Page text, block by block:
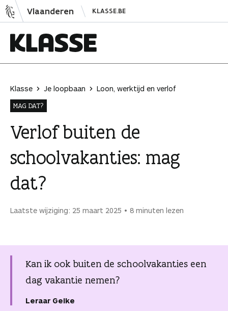
N
a
Vlaanderen KLASSE.BE
a
s
s
e
Klasse Je loopbaan
Loon, werktijd en verlof
MAG DAT?
Verlof buiten de
schoolvakanties: mag
dat?
Laatste wijziging: 25 maart 2025 8 minuten lezen
Kan ik ook buiten de schoolvakanties een
dag vakantie nemen?
Leraar Geike